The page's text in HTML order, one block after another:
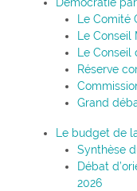
Le
Le
Le
Réserve
Grand
Le budget de
Synthèse
Débat
2026